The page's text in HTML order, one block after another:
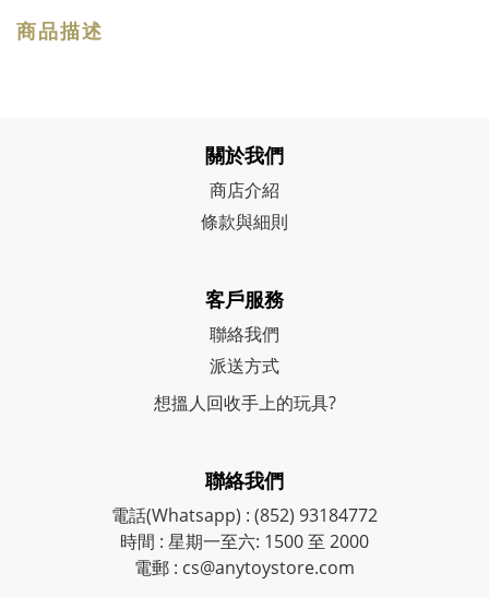
商品描述
關於我們
商店介紹
條款與細則
客戶服務
聯絡我們
派送方式
想搵人回收手上的玩具?
聯絡我們
電話(Whatsapp) : (852) 93184772
時間 : 星期一至六: 1500 至 2000
電郵 : cs@anytoystore.com